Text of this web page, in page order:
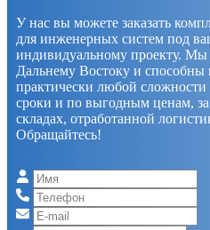
У нас вы можете заказать
для инженерных систем под
индивидуальному проекту. Мы
Дальнему Востоку и способны
практически любой
сроки и по выгодным ценам,
складах, отработанной
Обращайтесь!